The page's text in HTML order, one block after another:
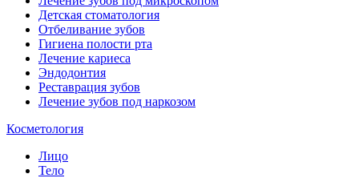
Детская стоматология
Отбеливание зубов
Гигиена полости рта
Лечение кариеса
Эндодонтия
Реставрация зубов
Лечение зубов под наркозом
Косметология
Лицо
Тело